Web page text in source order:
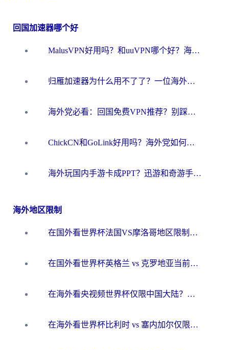
回国加速器哪个好
MalusVPN好用吗？和uuVPN哪个好？海外党无缝访问国内资源的真实对比与选择指南
归雁加速器为什么用不了了？一位海外游子的真实困惑与技术解答
海外党必看：回国免费VPN推荐？别踩坑！教你选对加速器无缝刷国内资源
ChickCN和GoLink好用吗？海外党如何选对回国加速器
海外玩国内手游卡成PPT？迅游和奇游手游哪个好？一篇讲透回国加速器怎么选
海外地区限制
在国外看世界杯法国VS摩洛哥地区限制？这篇指南让你流畅看中文解说无压力
在国外看世界杯英格兰 vs 克罗地亚当前地区不可播放？这篇指南帮你搞定所有海外观赛难题
在海外看央视频世界杯仅限中国大陆？这篇指南帮你解锁中文解说+无卡顿直播
在海外看世界杯比利时 vs 塞内加尔仅限中国大陆？我找到了最流畅的中文解说之路